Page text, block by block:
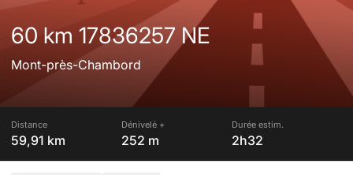
60 km 17836257 NE
Mont-près-Chambord
Distance
59,91 km
Dénivelé +
252 m
Durée estim.
2h32